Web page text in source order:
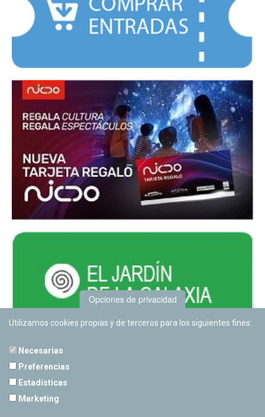
Opciones de privacidad
Utilizamos cookies propias y de terceros para los siguientes fines:
Necesarias
Preferencias
Estadísticas
Marketing